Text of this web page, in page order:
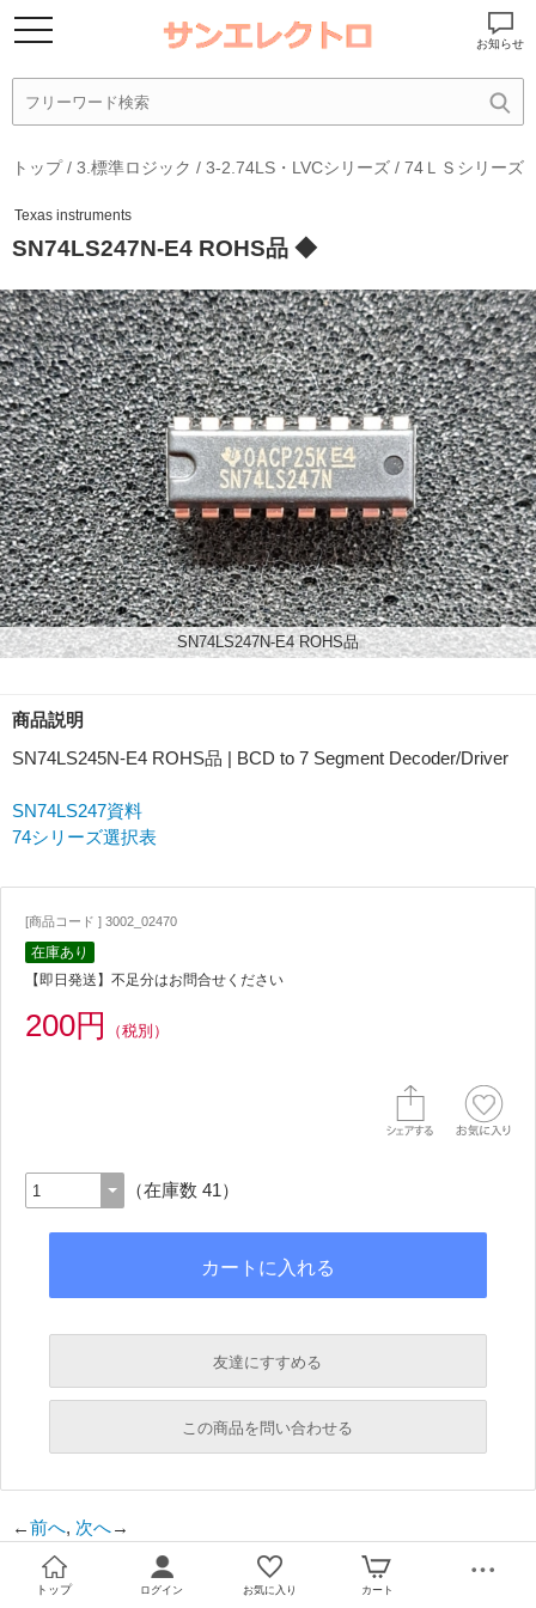
お知らせ
トップ/ 3.標準ロジック / 3-2.74LS・LVCシリーズ / 74ＬＳシリーズ
Texas instruments
SN74LS247N-E4 ROHS品 ◆
SN74LS247N-E4 ROHS品
商品説明
SN74LS245N-E4 ROHS品 | BCD to 7 Segment Decoder/Driver
SN74LS247資料
74シリーズ選択表
[商品コード ] 3002_02470
在庫あり
【即日発送】不足分はお問合せください
200円 （税別）
（在庫数 41）
友達にすすめる
必須
この商品を問い合わせる
必須
←前へ, 次へ→
トップ ログイン お気に入り カート